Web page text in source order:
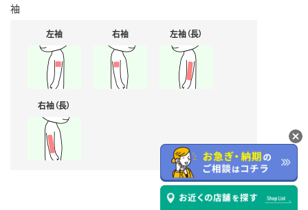
袖
左袖 右袖 左袖（長）
右袖（長）